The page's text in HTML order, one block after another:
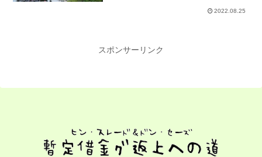
2022.08.25
スポンサーリンク